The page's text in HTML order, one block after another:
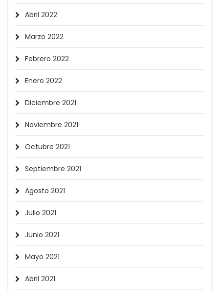
Abril 2022
Marzo 2022
Febrero 2022
Enero 2022
Diciembre 2021
Noviembre 2021
Octubre 2021
Septiembre 2021
Agosto 2021
Julio 2021
Junio 2021
Mayo 2021
Abril 2021